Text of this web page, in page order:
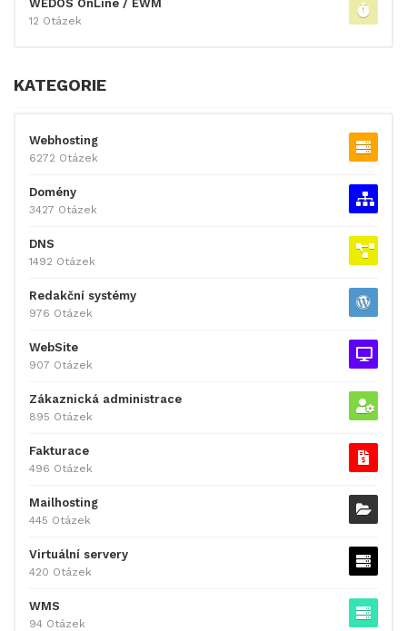
WEDOS OnLine / EWM
12 Otázek
KATEGORIE
Webhosting
6272 Otázek
Domény
3427 Otázek
DNS
1492 Otázek
Redakční systémy
976 Otázek
WebSite
907 Otázek
Zákaznická administrace
895 Otázek
Fakturace
496 Otázek
Mailhosting
445 Otázek
Virtuální servery
420 Otázek
WMS
94 Otázek